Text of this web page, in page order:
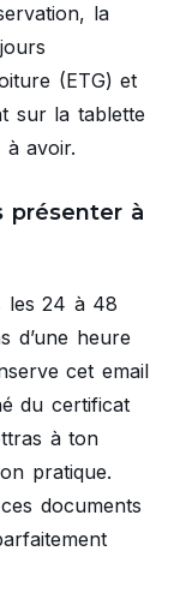
la
(ETG) et
sur la tablette
à avoir.
présenter à
les 24 à 48
d’une heure
cet email
du certificat
à ton
pratique.
documents